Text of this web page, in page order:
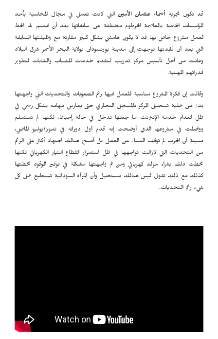
قد تكون تجربة أسماء عثمان الأمين التي كانت تعمل في مجال المحاسبة بأحد
المؤسسات الخاصة بالعاصمة الخرطوم مختلفة عن سابقاتها بعد أن ابتسم لها الحظ
لعمل مشروع خاص بها قد لا يكون هامشي بشكل كبير مقارنة مع وظيفتها السابقة
التي بعد أن فقدتها توجهت إلى مدينة بورتسودان بولاية البحر الأحمر شرق البلاد
وعانت من أجل تأسيس مركز تدريب لتقديم خدمات للشباب والشابات لتطوير
قدراتهم المهنية.
وقالت إن فكرة المشروع مناسبة للعمل فيها رغم الصعوبات والتحديات التي واجهتها
بدءً من عملية تسجيل المركز بالمسجل التجاري حتى يمارس مهامه بشكل رسمي في
ظل انعدام خدمة الإنترنت ما جعلها تدخل في حالة إحباط، لكنها لم تستسلم
وواصلت في مشروعها الذي أوضحت إنه قدم أول دوراته في تموز/يوليو الماضي،
مبينةً أن الحرب لم توقف النساء عن العمل بل أصبح هنالك اجتهاد أكثر على الرغم
من التحديات التي لازالت تواجهها في ظل استمرار انقطاع التيار الكهربائي لكنها
تخطت ذلك بشراء مولد كهربائي ومن ثم واجهتها مشكلة في توفير الوقود تخطتها
كذلك مع ذلك تقول ليس هنالك مستحيل وأن المرأة السودانية تستطيع عمل كل
شيء رغم التحديات.